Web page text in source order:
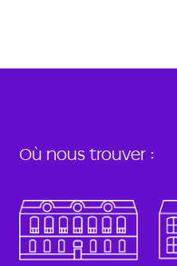
Où nous trouver :